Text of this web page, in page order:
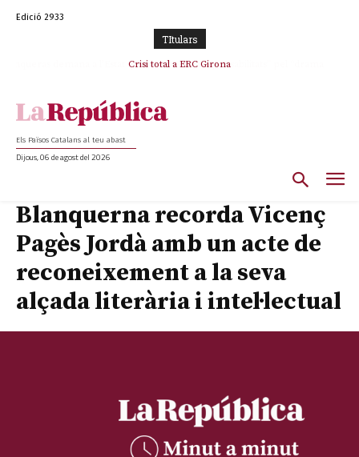
Edició 2933
TItulars
Crisi total a ERC Girona
Els Països Catalans al teu abast
Dijous, 06 de agost del 2026
Blanquerna recorda Vicenç
Pagès Jordà amb un acte de
reconeixement a la seva
alçada literària i intel·lectual